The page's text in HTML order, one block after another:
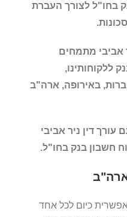
בחו"ל לצורך העברת
אביבי מתמחים
ללקוחותינו,
באירופה, ארה"ב
דין ניר אביבי
חשבון בנק בחו"ל.
כיום לכל אחד